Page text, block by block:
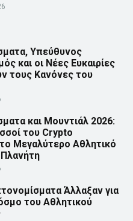
Υπεύθυνος
και οι Νέες Ευκαιρίες
τους Κανόνες του
και Μουντιάλ 2026:
του Crypto
Μεγαλύτερο Αθλητικό
Άλλαξαν για
του Αθλητικού